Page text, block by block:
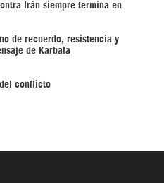
Irán siempre termina en
de recuerdo, resistencia y
de Karbala
conflicto